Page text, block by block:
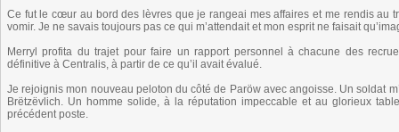
Ce fut le cœur au bord des lèvres que je rangeai mes affaires et me rendis au
vomir. Je ne savais toujours pas ce qui m’attendait et mon esprit ne faisait
Merryl profita du trajet pour faire un rapport personnel à chacune des
définitive à Centralis, à partir de ce qu’il avait évalué.
Je rejoignis mon nouveau peloton du côté de Paröw avec angoisse. Un soldat
Brëtzëvlich. Un homme solide, à la réputation impeccable et au glorieux
précédent poste.